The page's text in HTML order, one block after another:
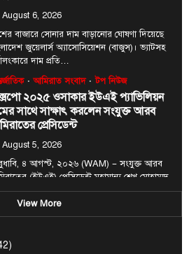
বাজারে সোনার দাম বাড়ানোর ঘোষণা দিয়েছে
জুয়েলার্স অ্যাসোসিয়েশন (বাজুস)। ভ্যাটসহ
দাম প্রতি…
আমিরাত সংবাদ টপ নিউজ
২০২৫ ওসাকার ইউএই প্যাভিলিয়ন
সাথে সাক্ষাৎ করলেন সংযুক্ত আরব
প্রেসিডেন্ট
August 5, 2026
৪ আগস্ট, ২০২৬ (WAM) — সংযুক্ত আরব
(ইউএই) প্রেসিডেন্ট মহামান্য শেখ মোহাম্মদ
পরিবর্তন চেয়েছে বলেই জুলাই
সফল হয়েছে : প্রধানমন্ত্রী
View More